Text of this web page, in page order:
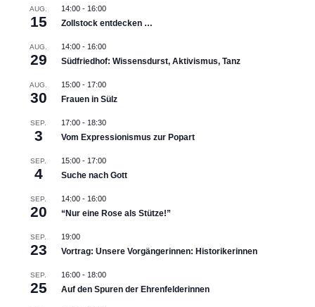
AUG.
15
14:00- 16:00
Zollstock entdecken …
AUG.
29
14:00- 16:00
Südfriedhof: Wissensdurst, Aktivismus, Tanz
AUG.
30
15:00- 17:00
Frauen in Sülz
SEP.
3
17:00- 18:30
Vom Expressionismus zur Popart
SEP.
4
15:00- 17:00
Suche nach Gott
SEP.
20
14:00- 16:00
“Nur eine Rose als Stütze!”
SEP.
23
19:00
Vortrag: Unsere Vorgängerinnen: Historikerinnen
SEP.
25
16:00- 18:00
Auf den Spuren der Ehrenfelderinnen